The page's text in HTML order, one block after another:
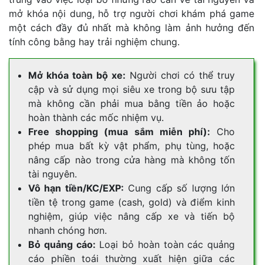
mở khóa nội dung, hỗ trợ người chơi khám phá game
một cách đầy đủ nhất mà không làm ảnh hưởng đến
tính công bằng hay trải nghiệm chung.
Mở khóa toàn bộ xe: Người chơi có thể truy
cập và sử dụng mọi siêu xe trong bộ sưu tập
mà không cần phải mua bằng tiền ảo hoặc
hoàn thành các mốc nhiệm vụ.
Free shopping (mua sắm miễn phí): Cho
phép mua bất kỳ vật phẩm, phụ tùng, hoặc
nâng cấp nào trong cửa hàng mà không tốn
tài nguyên.
Vô hạn tiền/KC/EXP: Cung cấp số lượng lớn
tiền tệ trong game (cash, gold) và điểm kinh
nghiệm, giúp việc nâng cấp xe và tiến bộ
nhanh chóng hơn.
Bỏ quảng cáo: Loại bỏ hoàn toàn các quảng
cáo phiền toái thường xuất hiện giữa các